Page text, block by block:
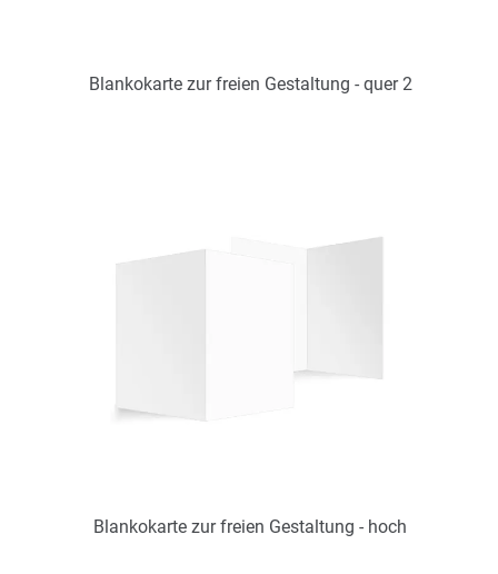
Blankokarte zur freien Gestaltung - quer 2
Zum Merkzettel hinzufügen
Blankokarte zur freien Gestaltung - hoch